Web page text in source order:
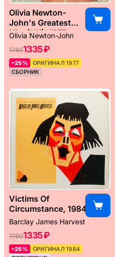
Olivia Newton-
John's Greatest
Hits (UK), 1977
Olivia Newton-John
17801335 ₽
–25%
ОРИГИНАЛ 1977
СБОРНИК
Victims Of
Circumstance, 1984
Barclay James Harvest
17801335 ₽
–25%
ОРИГИНАЛ 1984